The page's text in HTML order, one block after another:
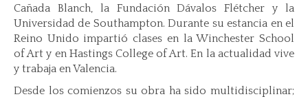
Cañada Blanch, la Fundación Dávalos Flétcher y la
Universidad de Southampton. Durante su estancia en el
Reino Unido impartió clases en la Winchester School
of Art y en Hastings College of Art. En la actualidad vive
y trabaja en Valencia.
Desde los comienzos su obra ha sido multidisciplinar;